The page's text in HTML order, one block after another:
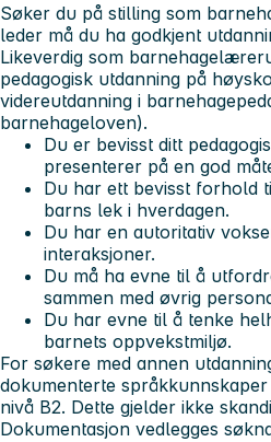
Søker du på stilling som
leder må du ha godkjent
Likeverdig som
pedagogisk utdanning på
videreutdanning i
barnehageloven).
Du er bevisst ditt
presenterer på en god
Du har ett bevisst forhold
barns lek i hverdagen.
Du har en autoritativ
interaksjoner.
Du må ha evne til å
sammen med øvrig
Du har evne til å tenke
barnets oppvekstmiljø.
For søkere med annen
dokumenterte
nivå B2. Dette gjelder ikke
Dokumentasjon vedlegges